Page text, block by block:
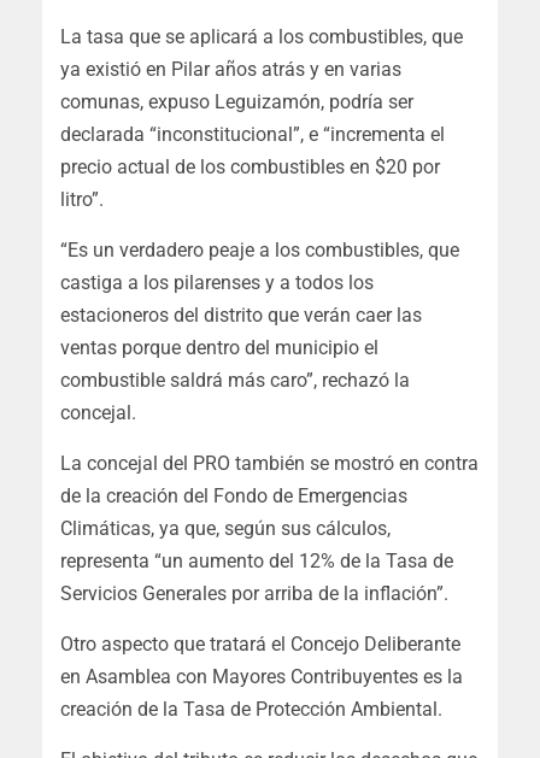
La tasa que se aplicará a los combustibles, que
ya existió en Pilar años atrás y en varias
comunas, expuso Leguizamón, podría ser
declarada “inconstitucional”, e “incrementa el
precio actual de los combustibles en $20 por
litro”.
“Es un verdadero peaje a los combustibles, que
castiga a los pilarenses y a todos los
estacioneros del distrito que verán caer las
ventas porque dentro del municipio el
combustible saldrá más caro”, rechazó la
concejal.
La concejal del PRO también se mostró en contra
de la creación del Fondo de Emergencias
Climáticas, ya que, según sus cálculos,
representa “un aumento del 12% de la Tasa de
Servicios Generales por arriba de la inflación”.
Otro aspecto que tratará el Concejo Deliberante
en Asamblea con Mayores Contribuyentes es la
creación de la Tasa de Protección Ambiental.